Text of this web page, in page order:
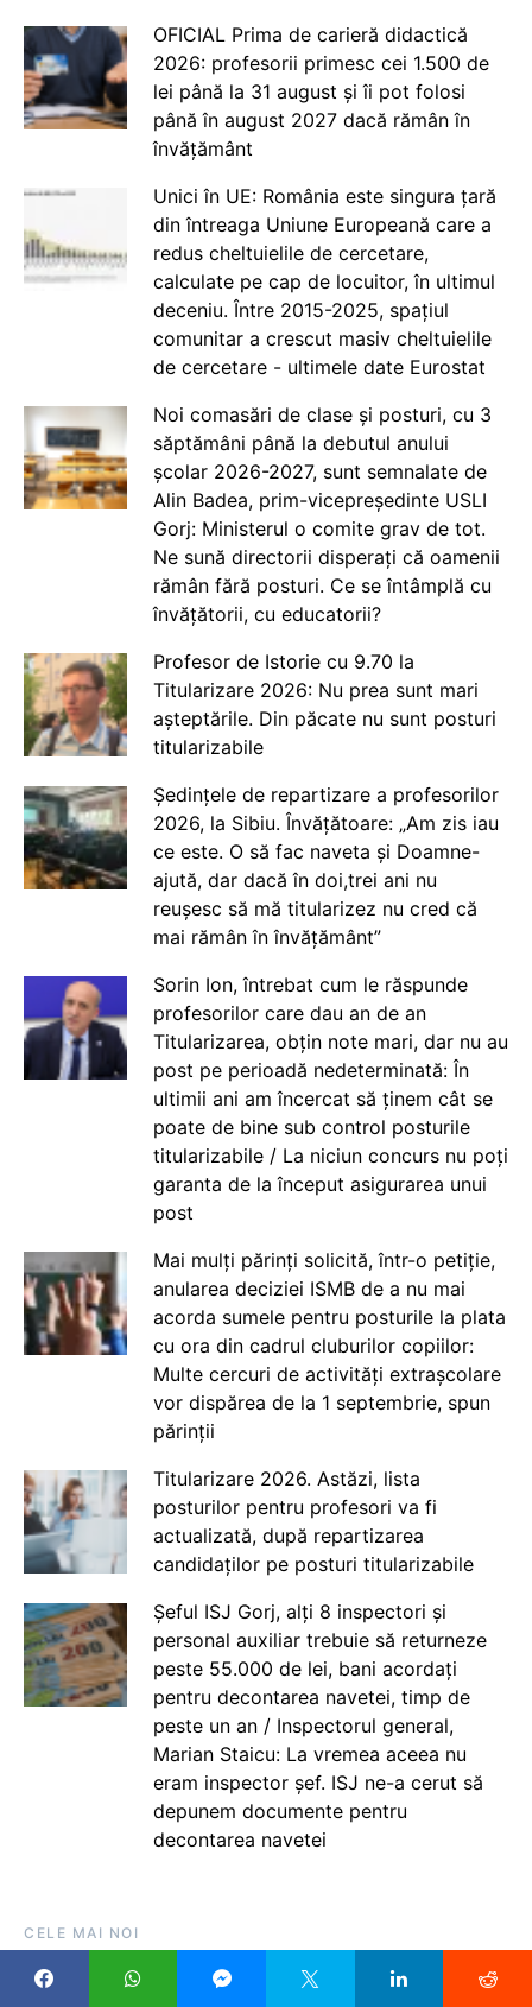
OFICIAL Prima de carieră didactică
2026: profesorii primesc cei 1.500 de
lei până la 31 august și îi pot folosi
până în august 2027 dacă rămân în
învățământ
Unici în UE: România este singura țară
din întreaga Uniune Europeană care a
redus cheltuielile de cercetare,
calculate pe cap de locuitor, în ultimul
deceniu. Între 2015-2025, spațiul
comunitar a crescut masiv cheltuielile
de cercetare - ultimele date Eurostat
Noi comasări de clase și posturi, cu 3
săptămâni până la debutul anului
școlar 2026-2027, sunt semnalate de
Alin Badea, prim-vicepreședinte USLI
Gorj: Ministerul o comite grav de tot.
Ne sună directorii disperați că oamenii
rămân fără posturi. Ce se întâmplă cu
învățătorii, cu educatorii?
Profesor de Istorie cu 9.70 la
Titularizare 2026: Nu prea sunt mari
așteptările. Din păcate nu sunt posturi
titularizabile
Ședințele de repartizare a profesorilor
2026, la Sibiu. Învățătoare: „Am zis iau
ce este. O să fac naveta și Doamne-
ajută, dar dacă în doi,trei ani nu
reușesc să mă titularizez nu cred că
mai rămân în învățământ”
Sorin Ion, întrebat cum le răspunde
profesorilor care dau an de an
Titularizarea, obțin note mari, dar nu au
post pe perioadă nedeterminată: În
ultimii ani am încercat să ținem cât se
poate de bine sub control posturile
titularizabile / La niciun concurs nu poți
garanta de la început asigurarea unui
post
Mai mulți părinți solicită, într-o petiție,
anularea deciziei ISMB de a nu mai
acorda sumele pentru posturile la plata
cu ora din cadrul cluburilor copiilor:
Multe cercuri de activități extrașcolare
vor dispărea de la 1 septembrie, spun
părinții
Titularizare 2026. Astăzi, lista
posturilor pentru profesori va fi
actualizată, după repartizarea
candidaților pe posturi titularizabile
Șeful ISJ Gorj, alți 8 inspectori și
personal auxiliar trebuie să returneze
peste 55.000 de lei, bani acordați
pentru decontarea navetei, timp de
peste un an / Inspectorul general,
Marian Staicu: La vremea aceea nu
eram inspector șef. ISJ ne-a cerut să
depunem documente pentru
decontarea navetei
CELE MAI NOI
Încă mai sunt școli în care consilierii școlari își